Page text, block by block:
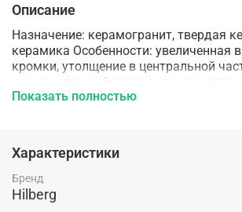
Описание
Назначение: керамогранит, твердая
керамика Особенности: увеличенная
кромки, утолщение в центральной
дополнительной жесткости,
кромка - обеспечивают чистый рез без
производства: горячее прессование.
Показать полностью
Характеристики
Бренд
Hilberg